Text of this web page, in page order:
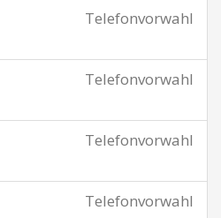
Telefonvorwahl
Telefonvorwahl
Telefonvorwahl
Telefonvorwahl